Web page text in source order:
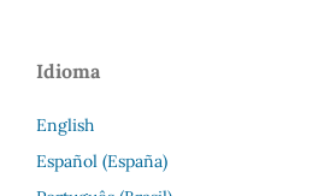
Idioma
English
Español (España)